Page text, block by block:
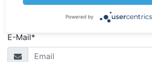
E-Mail*
Powered by